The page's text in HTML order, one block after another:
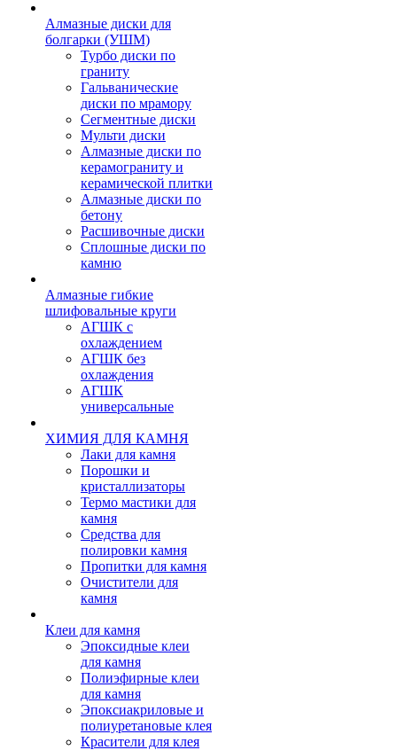
Алмазные диски для
болгарки (УШМ)
Турбо диски по
граниту
Гальванические
диски по мрамору
Сегментные диски
Мульти диски
Алмазные диски по
керамограниту и
керамической плитки
Алмазные диски по
бетону
Расшивочные диски
Сплошные диски по
камню
Алмазные гибкие
шлифовальные круги
АГШК с
охлаждением
АГШК без
охлаждения
АГШК
универсальные
ХИМИЯ ДЛЯ КАМНЯ
Лаки для камня
Порошки и
кристаллизаторы
Термо мастики для
камня
Средства для
полировки камня
Пропитки для камня
Очистители для
камня
Клеи для камня
Эпоксидные клеи
для камня
Полиэфирные клеи
для камня
Эпоксиакриловые и
полиуретановые клея
Красители для клея